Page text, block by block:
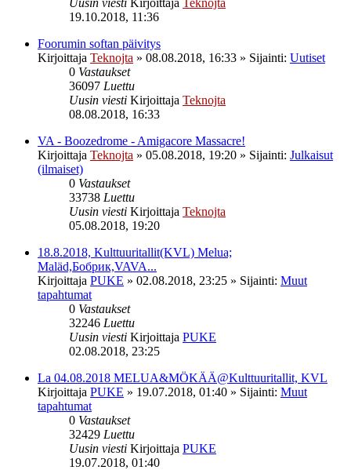
19.10.2018, 11:36
Foorumin softan päivitys
Kirjoittaja Teknojta » 08.08.2018, 16:33 » Sijainti: Uutiset
0 Vastaukset
36097 Luettu
Uusin viesti Kirjoittaja Teknojta
08.08.2018, 16:33
VA - Boozedrome - Amigacore Massacre!
Kirjoittaja Teknojta » 05.08.2018, 19:20 » Sijainti: Julkaisut
(ilmaiset)
0 Vastaukset
33738 Luettu
Uusin viesti Kirjoittaja Teknojta
05.08.2018, 19:20
18.8.2018, Kulttuuritallit(KVL) Melua;
Maläd,Бобрик,VAVA...
Kirjoittaja PUKE » 02.08.2018, 23:25 » Sijainti: Muut
tapahtumat
0 Vastaukset
32246 Luettu
Uusin viesti Kirjoittaja PUKE
02.08.2018, 23:25
La 04.08.2018 MELUA&MÖKÄÄ@Kulttuuritallit, KVL
Kirjoittaja PUKE » 19.07.2018, 01:40 » Sijainti: Muut
tapahtumat
0 Vastaukset
32429 Luettu
Uusin viesti Kirjoittaja PUKE
19.07.2018, 01:40